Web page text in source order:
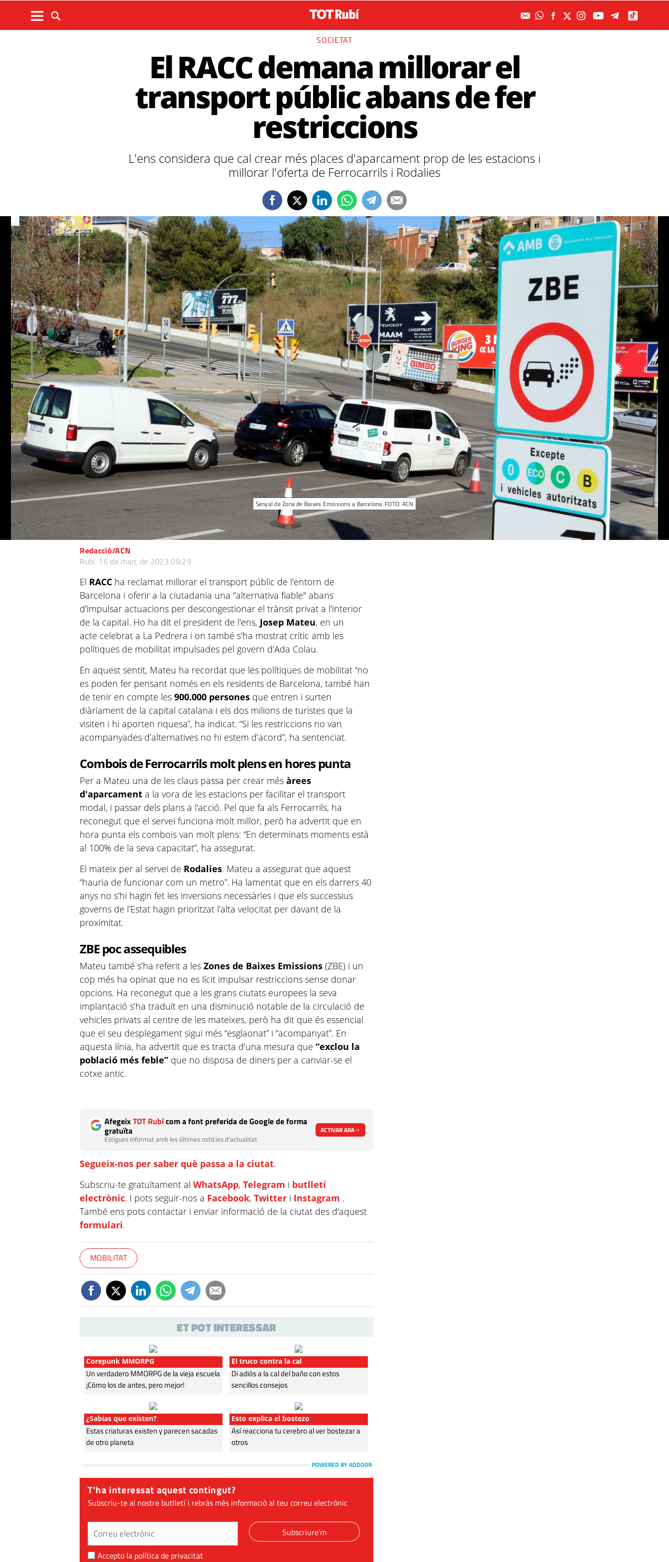
SOCIETAT
El RACC demana millorar el
transport públic abans de fer
restriccions
L'ens considera que cal crear més places d'aparcament prop de les estacions i
millorar l'oferta de Ferrocarrils i Rodalies
Senyal de Zona de Baixes Emissions a Barcelona. FOTO: ACN
Redacció/ACN
Rubí. 16 de març de 2023 09:29
El RACC ha reclamat millorar el transport públic de l'entorn de
Barcelona i oferir a la ciutadania una "alternativa fiable" abans
d'impulsar actuacions per descongestionar el trànsit privat a l'interior
de la capital. Ho ha dit el president de l'ens, Josep Mateu, en un
acte celebrat a La Pedrera i on també s'ha mostrat crític amb les
polítiques de mobilitat impulsades pel govern d'Ada Colau.
En aquest sentit, Mateu ha recordat que les polítiques de mobilitat “no
es poden fer pensant només en els residents de Barcelona, també han
de tenir en compte les900.000 persones que entren i surten
diàriament de la capital catalana i els dos milions de turistes que la
visiten i hi aporten riquesa”, ha indicat. “Si les restriccions no van
acompanyades d’alternatives no hi estem d’acord”, ha sentenciat.
Combois de Ferrocarrils molt plens en hores punta
Per a Mateu una de les claus passa per crear mésàrees
d'aparcament a la vora de les estacions per facilitar el transport
modal, i passar dels plans a l'acció. Pel que fa als Ferrocarrils, ha
reconegut que el servei funciona molt millor, però ha advertit que en
hora punta els combois van molt plens: “En determinats moments està
al 100% de la seva capacitat”, ha assegurat.
El mateix per al servei de Rodalies. Mateu a assegurat que aquest
“hauria de funcionar com un metro”. Ha lamentat que en els darrers 40
anys no s’hi hagin fet les inversions necessàries i que els successius
governs de l’Estat hagin prioritzat l’alta velocitat per davant de la
proximitat.
ZBE poc assequibles
Mateu també s’ha referit a lesZones de Baixes Emissions (ZBE) i un
cop més ha opinat que no es lícit impulsar restriccions sense donar
opcions. Ha reconegut que a les grans ciutats europees la seva
implantació s’ha traduït en una disminució notable de la circulació de
vehicles privats al centre de les mateixes, però ha dit que és essencial
que el seu desplegament sigui més “esglaonat” i “acompanyat”. En
aquesta línia, ha advertit que es tracta d’una mesura que“exclou la
població més feble” que no disposa de diners per a canviar-se el
cotxe antic.
AfegeixTOT Rubícom a font preferida de Google de forma
gratuïta
Estigues informat amb les últimes notícies d'actualitat
ACTIVAR ARA
Segueix-nos per saber què passa a la ciutat.
Subscriu-te gratuïtament alWhatsApp,Telegram i butlletí
electrònic. I pots seguir-nos a Facebook,Twitter i Instagram .
També ens pots contactar i enviar informació de la ciutat des d'aquest
formulari.
MOBILITAT
ET POT INTERESSAR
Corepunk MMORPG
Un verdadero MMORPG de la vieja escuela
¡Cómo los de antes, pero mejor!
El truco contra la cal
Di adiós a la cal del baño con estos
sencillos consejos
¿Sabías que existen?
Estas criaturas existen y parecen sacadas
de otro planeta
Esto explica el bostezo
Así reacciona tu cerebro al ver bostezar a
otros
POWERED BY ADDOOR
T'ha interessat aquest contingut?
Subscriu-te al nostre butlletí i rebràs més informació al teu correu electrònic
Subscriure'm
Accepto la política de privacitat